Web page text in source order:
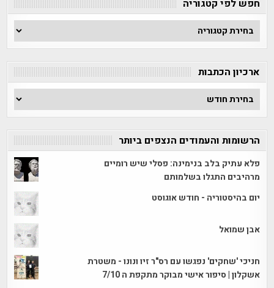
חפש לפי קטגוריה
חפש
לפי
קטגוריה
ארכיון הכתבות
ארכיון
הכתבות
הרשומות והעמודים הנצפים ביותר
פלא עתיק בלב בנימינה: פסלי שיש רומיים
מרהיבים התגלו בשלמותם
יום בהיסטוריה - חודש אוגוסט
אבן שמואל
חניכי 'שחקים' נפגשו עם רס"ר זיו ונונו - משטרת
אשקלון | סיפור אישי מבוקר מתקפת ה 7/10